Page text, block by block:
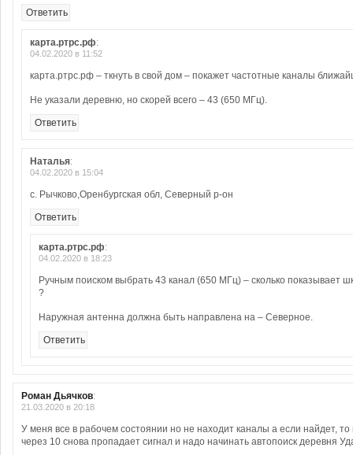
Ответить
карта.ртрс.рф:
04.02.2020 в 11:52
карта.ртрс.рф – ткнуть в свой дом – покажет частотные каналы
Не указали деревню, но скорей всего – 43 (650 МГц).
Ответить
Наталья:
04.02.2020 в 15:04
c. Рычково,Оренбургская обл, Северный р-он
Ответить
карта.ртрс.рф:
04.02.2020 в 18:23
Ручным поиском выбрать 43 канал (650 МГц) – сколько показывает
?
Наружная антенна должна быть направлена на – Северное.
Ответить
Роман Дьячков:
21.03.2020 в 20:18
У меня все в рабочем состоянии но не находит каналы а если найдет, то
через 10 снова пропадает сигнал и надо начинать автопоиск деревня